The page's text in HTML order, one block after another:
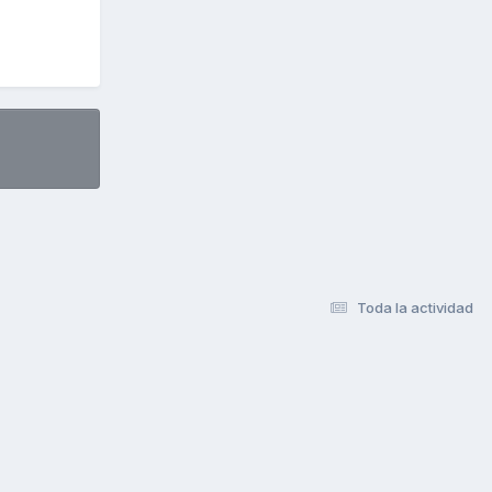
Toda la actividad